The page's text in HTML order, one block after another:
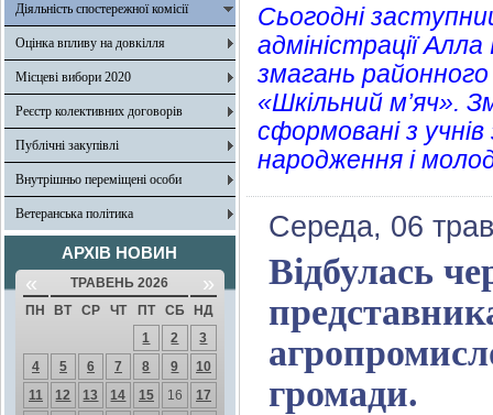
Діяльність спостережної комісії
Оцінка впливу на довкілля
Місцеві вибори 2020
Реєстр колективних договорів
Публічні закупівлі
Внутрішньо переміщені особи
Ветеранська політика
АРХІВ НОВИН
« ТРАВЕНЬ 2026 »
ПН ВТ СР ЧТ ПТ СБ
НД
1
2
3
4
5 6 7 8 9
10
11
12 13 14 15 16
17
Сьогодні
адміністрації
змагань
«Шкільний м’яч».
сформовані з учнів
народження і
Середа, 06
Відбулась
громади.